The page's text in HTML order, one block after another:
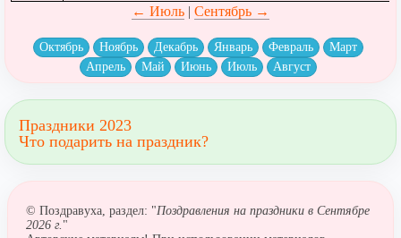
← Июль| Сентябрь →
Октябрь Ноябрь Декабрь Январь Февраль
Март
Апрель
Май Июнь Июль Август
Праздники 2023
Что подарить на праздник?
© Поздравуха, раздел: "Поздравления на праздники в Сентябре
2026 г. "